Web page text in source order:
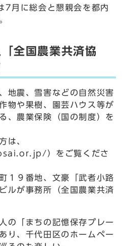
月に総会と懇親会を都内
全国農業共済協
地震、雪害などの自然災害
物や果樹、園芸ハウス等が
、農業保険（国の制度）を
は、
）をご覧くださ
１９番地、文豪「武者小路
ルが事務所（全国農業共済
の「まちの記憶保存プレー
り、千代田区のホームペー